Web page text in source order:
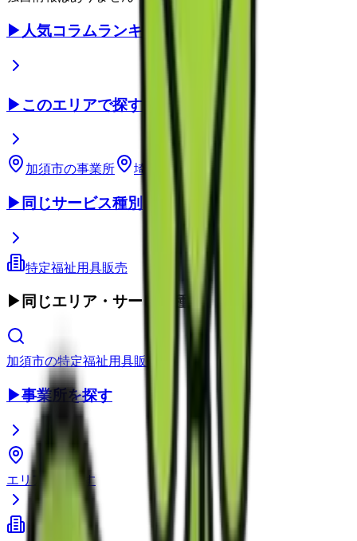
▶ 人気コラムランキング
▶このエリアで探す
加須市の事業所 埼玉県 の事業所
▶ 同じサービス種別
特定福祉用具販売
▶ 同じエリア・サービス種別
加須市の特定福祉用具販売
▶事業所を探す
エリアから探す